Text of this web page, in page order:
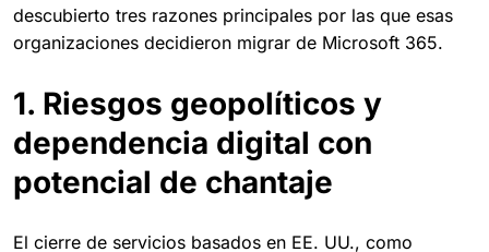
descubierto tres razones principales por las que esas
organizaciones decidieron migrar de Microsoft 365.
1. Riesgos geopolíticos y
dependencia digital con
potencial de chantaje
El cierre de servicios basados en EE. UU., como